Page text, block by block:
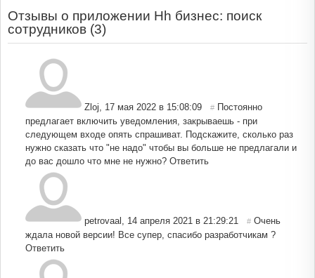
Отзывы о приложении Hh бизнес: поиск
сотрудников (3)
Zloj, 17 мая 2022 в 15:08:09 # Постоянно
предлагает включить уведомления, закрываешь - при
следующем входе опять спрашиват. Подскажите, сколько раз
нужно сказать что "не надо" чтобы вы больше не предлагали и
до вас дошло что мне не нужно? Ответить
petrovaal , 14 апреля 2021 в 21:29:21 # Очень
ждала новой версии! Все супер, спасибо разработчикам ?
Ответить